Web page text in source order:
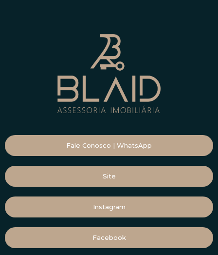
Fale Conosco | WhatsApp
Site
Instagram
Facebook